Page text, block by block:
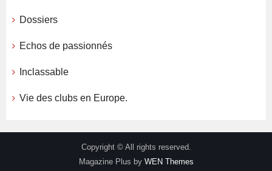
Dossiers
Echos de passionnés
Inclassable
Vie des clubs en Europe.
Copyright © All rights reserved.
Magazine Plus by WEN Themes